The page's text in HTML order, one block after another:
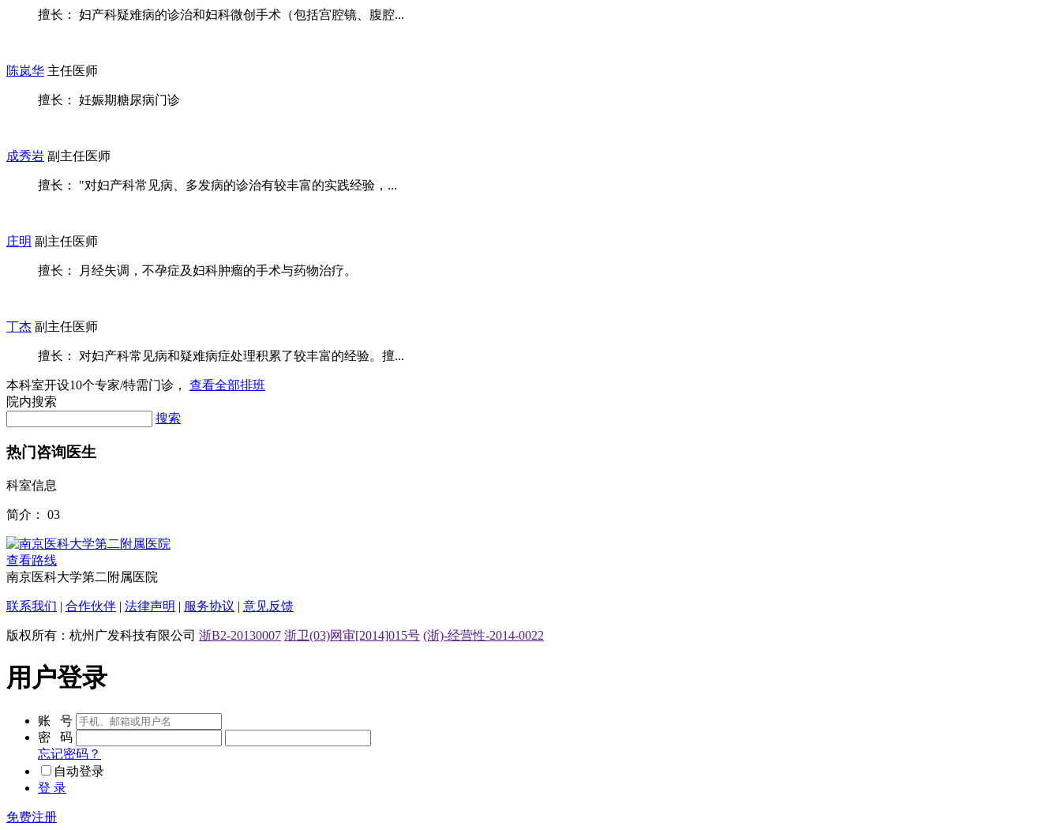
擅长： 妇产科疑难病的诊治和妇科微创手术（包括宫腔镜、腹腔...
陈岚华 主任医师
擅长： 妊娠期糖尿病门诊
成秀岩 副主任医师
擅长： "对妇产科常见病、多发病的诊治有较丰富的实践经验，...
庄明 副主任医师
擅长： 月经失调，不孕症及妇科肿瘤的手术与药物治疗。
丁杰 副主任医师
擅长： 对妇产科常见病和疑难病症处理积累了较丰富的经验。擅...
本科室开设10个专家/特需门诊， 查看全部排班
院内搜索
搜索
热门咨询医生
科室信息
简介： 03
查看路线
南京医科大学第二附属医院
联系我们 | 合作伙伴 | 法律声明 | 服务协议 | 意见反馈
版权所有：杭州广发科技有限公司 浙B2-20130007 浙卫(03)网审[2014]015号 (浙)-经营性-2014-0022
用户登录
账 号
密 码
忘记密码？
自动登录
登 录
免费注册